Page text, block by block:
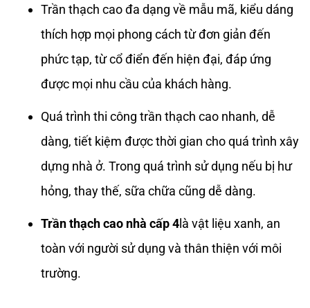
Trần thạch cao đa dạng về mẫu mã, kiểu dáng
thích hợp mọi phong cách từ đơn giản đến
phức tạp, từ cổ điển đến hiện đại, đáp ứng
được mọi nhu cầu của khách hàng.
Quá trình thi công trần thạch cao nhanh, dễ
dàng, tiết kiệm được thời gian cho quá trình xây
dựng nhà ở. Trong quá trình sử dụng nếu bị hư
hỏng, thay thế, sữa chữa cũng dễ dàng.
Trần thạch cao nhà cấp 4là vật liệu xanh, an
toàn với người sử dụng và thân thiện với môi
trường.